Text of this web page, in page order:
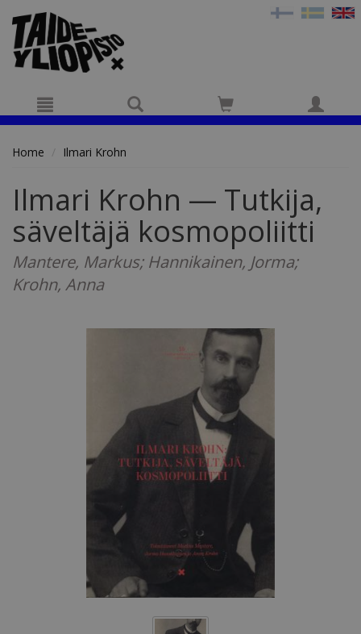
Home Ilmari Krohn
Ilmari Krohn — Tutkija,
säveltäjä kosmopoliitti
Mantere, Markus; Hannikainen, Jorma;
Krohn, Anna